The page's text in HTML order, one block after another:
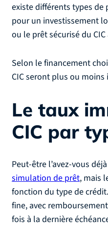
existe différents types
pour un investissement
ou le prêt sécurisé du
Selon le financement
CIC seront plus ou
Le taux
CIC par
Peut-être l’avez-vous
simulation de prêt, mais
fonction du type de
fine, avec
fois à la dernière